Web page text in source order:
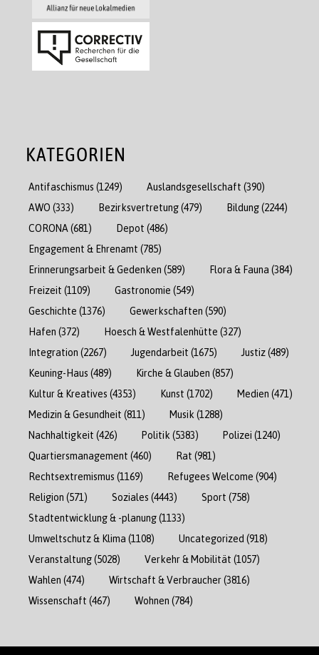
KATEGORIEN
Antifaschismus (1249) Auslandsgesellschaft (390)
AWO (333) Bezirksvertretung(479) Bildung(2244)
CORONA (681) Depot (486)
Engagement & Ehrenamt (785)
Erinnerungsarbeit & Gedenken (589) Flora & Fauna (384)
Freizeit (1109) Gastronomie (549)
Geschichte (1376) Gewerkschaften (590)
Hafen (372) Hoesch & Westfalenhütte (327)
Integration (2267) Jugendarbeit (1675) Justiz(489)
Keuning-Haus (489) Kirche & Glauben (857)
Kultur & Kreatives (4353) Kunst (1702) Medien (471)
Medizin & Gesundheit (811) Musik (1288)
Nachhaltigkeit (426) Politik (5383) Polizei (1240)
Quartiersmanagement (460) Rat (981)
Rechtsextremismus (1169) Refugees Welcome (904)
Religion (571) Soziales (4443) Sport (758)
Stadtentwicklung & -planung(1133)
Umweltschutz & Klima (1108) Uncategorized (918)
Veranstaltung(5028) Verkehr & Mobilität (1057)
Wahlen (474) Wirtschaft & Verbraucher(3816)
Wissenschaft (467) Wohnen (784)